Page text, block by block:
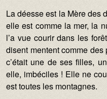
La déesse est la Mère des
elle est comme la mer, la
l’a vue courir dans les
disent mentent comme des
c’était une de ses filles,
elle, imbéciles ! Elle ne
est toutes les montagnes.